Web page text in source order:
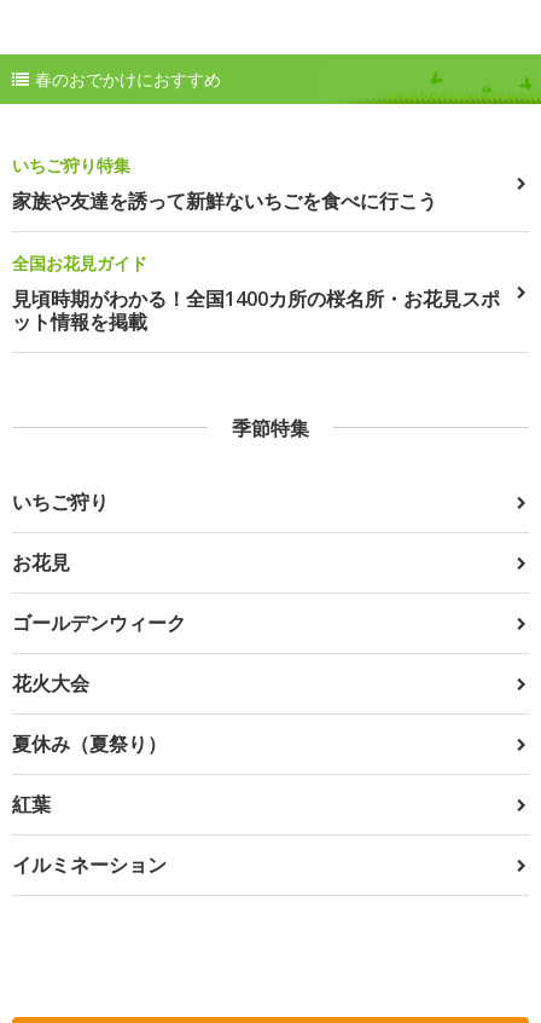
春のおでかけにおすすめ
いちご狩り特集
家族や友達を誘って新鮮ないちごを食べに行こう
全国お花見ガイド
見頃時期がわかる！全国1400カ所の桜名所・お花見スポ
ット情報を掲載
季節特集
いちご狩り
お花見
ゴールデンウィーク
花火大会
夏休み（夏祭り）
紅葉
イルミネーション